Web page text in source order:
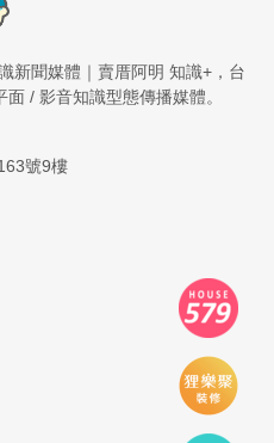
新聞媒體｜賣厝阿明 知識+，台
/ 影音知識型態傳播媒體。
號9樓